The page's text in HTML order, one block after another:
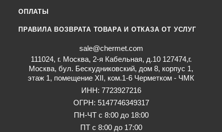
ОПЛАТЫ
ПРАВИЛА ВОЗВРАТА ТОВАРА И ОТКАЗА ОТ УСЛУГ
sale@chermet.com
111024, г. Москва, 2-я Кабельная, д.10 127474,г.
Москва, бул. Бескудниковский, дом 8, корпус 1,
этаж 1, помещение XII, ком.1-6 Черметком - ЧМК
ИНН: 7723927216
ОГРН: 5147746349317
ПН-ЧТ с 8:00 до 18:00
ПТ с 8:00 до 17:00